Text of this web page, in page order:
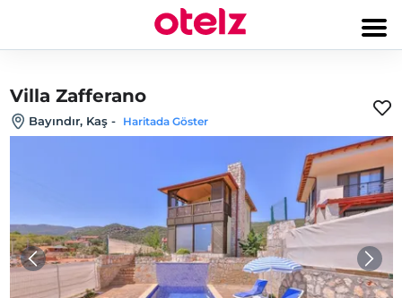
Villa Zafferano
Bayındır, Kaş - Haritada Göster